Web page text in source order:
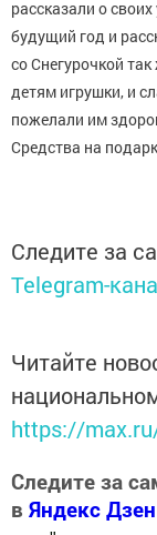
рассказали о
будущий год и
со Снегурочкой
детям игрушки, и
пожелали им
Средства на
Следите за
Telegram-
Читайте
https://
Следите за
в Яндекс Дзен